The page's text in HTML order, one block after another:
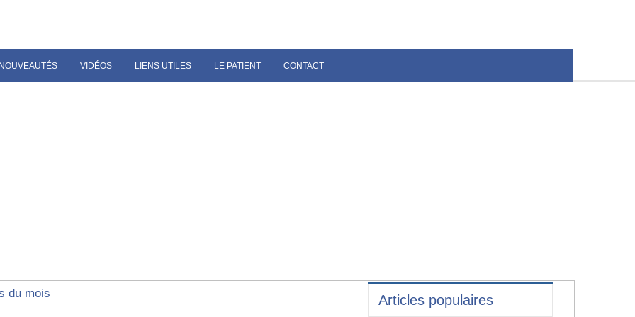
VIDÉOS LIENS UTILES LE PATIENT CONTACT
du mois Articles populaires